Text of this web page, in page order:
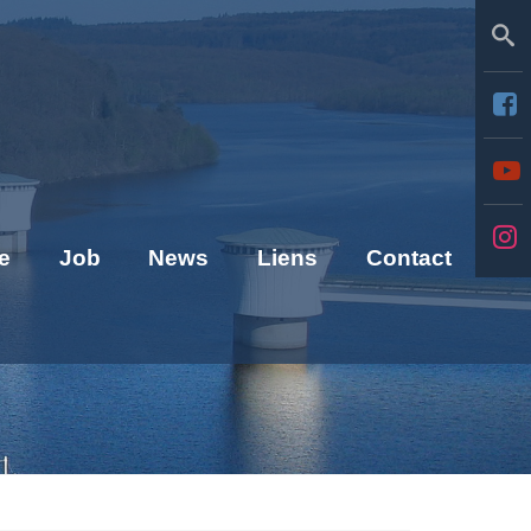
Job News Liens Contact